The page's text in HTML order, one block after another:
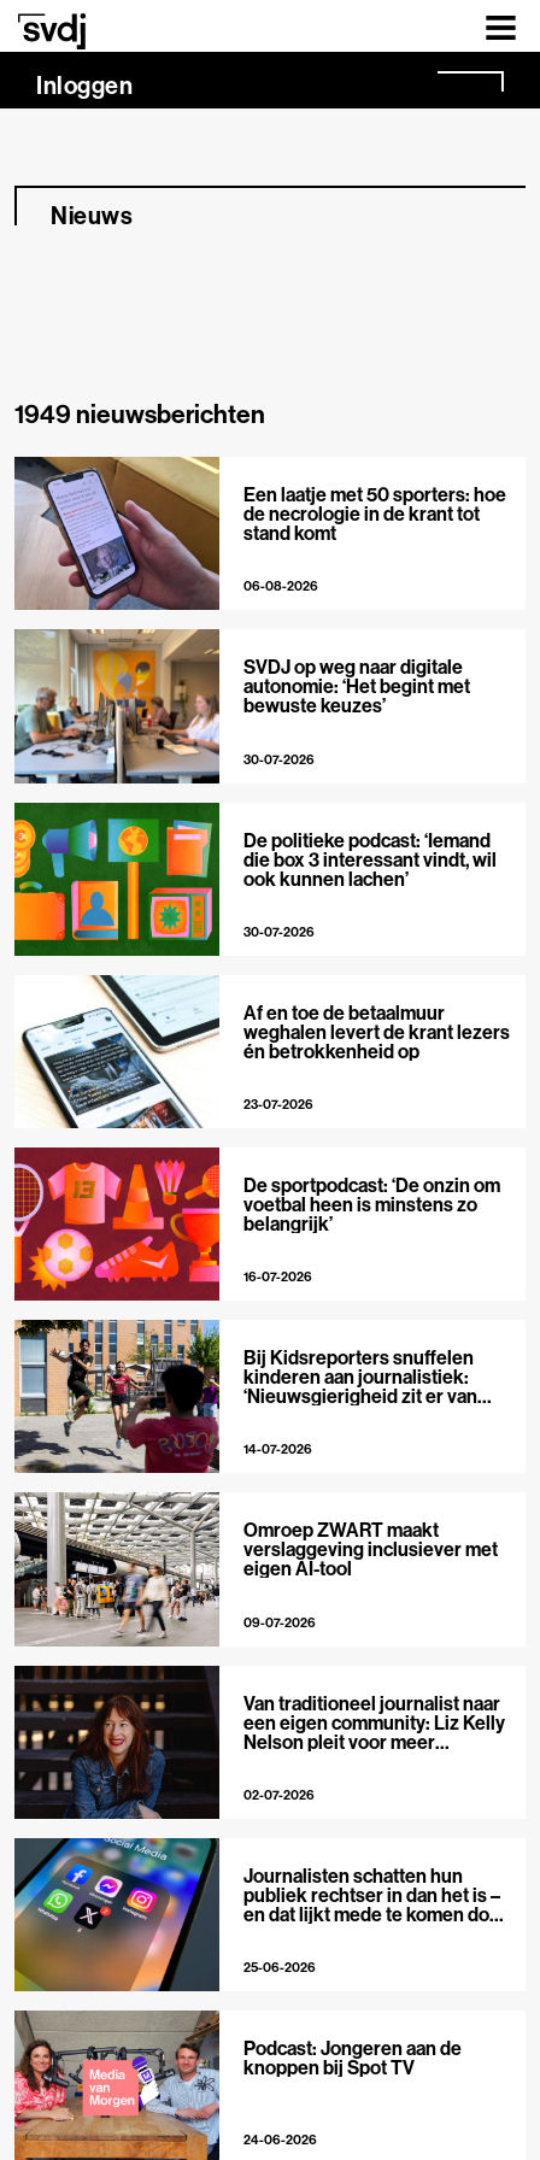
Naar hoofdinhoud
Inloggen
Nieuws
1949 nieuwsberichten
Een laatje met 50 sporters: hoe
de necrologie in de krant tot
stand komt
06-08-2026
SVDJ op weg naar digitale
autonomie: ‘Het begint met
bewuste keuzes’
30-07-2026
De politieke podcast: ‘Iemand
die box 3 interessant vindt, wil
ook kunnen lachen’
30-07-2026
Af en toe de betaalmuur
weghalen levert de krant lezers
én betrokkenheid op
23-07-2026
De sportpodcast: ‘De onzin om
voetbal heen is minstens zo
belangrijk’
16-07-2026
Bij Kidsreporters snuffelen
kinderen aan journalistiek:
‘Nieuwsgierigheid zit er van
14-07-2026
Omroep ZWART maakt
verslaggeving inclusiever met
eigen AI-tool
09-07-2026
Van traditioneel journalist naar
een eigen community: Liz Kelly
Nelson pleit voor meer
02-07-2026
Journalisten schatten hun
publiek rechtser in dan het is –
en dat lijkt mede te komen door
25-06-2026
Podcast: Jongeren aan de
knoppen bij Spot TV
24-06-2026